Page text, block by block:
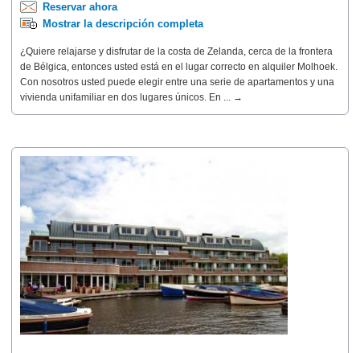
Reservar ahora
Mostrar la descripción completa
¿Quiere relajarse y disfrutar de la costa de Zelanda, cerca de la frontera
de Bélgica, entonces usted está en el lugar correcto en alquiler Molhoek.
Con nosotros usted puede elegir entre una serie de apartamentos y una
vivienda unifamiliar en dos lugares únicos. En ... →